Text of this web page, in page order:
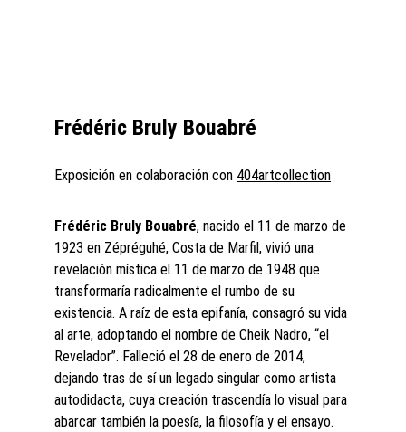
Frédéric Bruly Bouabré
Frédéric Bruly Bouabré, nacido el 11 de marzo de
1923 en Zépréguhé, Costa de Marfil, vivió una
revelación mística el 11 de marzo de 1948 que
transformaría radicalmente el rumbo de su
existencia. A raíz de esta epifanía, consagró su vida
al arte, adoptando el nombre de Cheik Nadro, “el
Revelador”. Falleció el 28 de enero de 2014,
dejando tras de sí un legado singular como artista
autodidacta, cuya creación trascendía lo visual para
abarcar también la poesía, la filosofía y el ensayo.
Exposición en colaboración con 404artcollection